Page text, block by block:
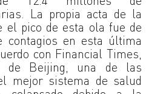
La propia acta de la
el pico de esta ola fue de
contagios en esta última
con Financial Times,
de Beijing, una de las
mejor sistema de salud